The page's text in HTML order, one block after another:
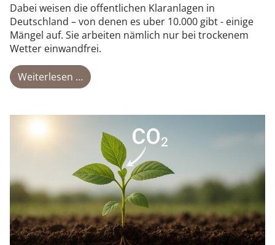
Dabei weisen die offentlichen Klaranlagen in
Deutschland – von denen es uber 10.000 gibt - einige
Mängel auf. Sie arbeiten nämlich nur bei trockenem
Wetter einwandfrei.
Weiterlesen …